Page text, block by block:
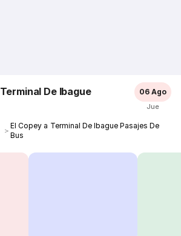
Terminal De Ibague 06 Ago
Jue
＞
El Copey a Terminal De Ibague Pasajes De
Bus